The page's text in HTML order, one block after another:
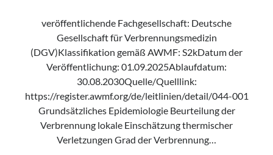
veröffentlichende Fachgesellschaft: Deutsche
Gesellschaft für Verbrennungsmedizin
(DGV)Klassifikation gemäß AWMF: S2kDatum der
Veröffentlichung: 01.09.2025Ablaufdatum:
30.08.2030Quelle/Quelllink:
https://register.awmf.org/de/leitlinien/detail/044-001
Grundsätzliches Epidemiologie Beurteilung der
Verbrennung lokale Einschätzung thermischer
Verletzungen Grad der Verbrennung…